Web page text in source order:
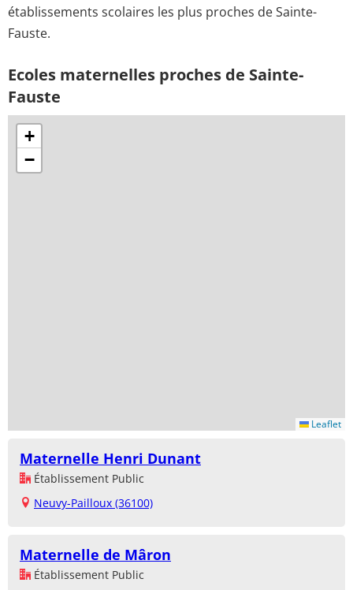
établissements scolaires les plus proches de Sainte-
Fauste.
Ecoles maternelles proches de Sainte-
Fauste
+
−
Leaflet
Maternelle Henri Dunant
Établissement Public
Neuvy-Pailloux (36100)
Maternelle de Mâron
Établissement Public